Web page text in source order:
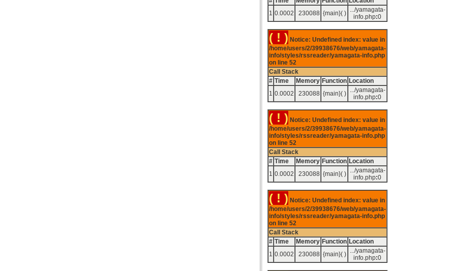
1 0.0002 230088 {main}( )
.../yamagata-
info.php:0
( ! ) Notice: Undefined index: value in
/home/users/2/39938676/web/yamagata-
info/styles/rssreader/yamagata-info.php
on line 52
Call Stack
# Time Memory Function Location
1 0.0002 230088 {main}( )
.../yamagata-
info.php:0
( ! ) Notice: Undefined index: value in
/home/users/2/39938676/web/yamagata-
info/styles/rssreader/yamagata-info.php
on line 52
Call Stack
# Time Memory Function Location
1 0.0002 230088 {main}( )
.../yamagata-
info.php:0
( ! ) Notice: Undefined index: value in
/home/users/2/39938676/web/yamagata-
info/styles/rssreader/yamagata-info.php
on line 52
Call Stack
# Time Memory Function Location
1 0.0002 230088 {main}( )
.../yamagata-
info.php:0